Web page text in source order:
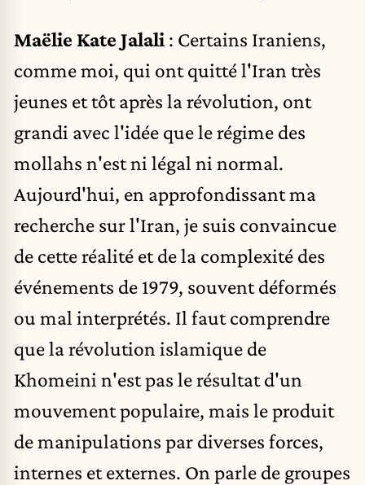
Maëlie Kate Jalali : Certains Iraniens,
comme moi, qui ont quitté l'Iran très
jeunes et tôt après la révolution, ont
grandi avec l'idée que le régime des
mollahs n'est ni légal ni normal.
Aujourd'hui, en approfondissant ma
recherche sur l'Iran, je suis convaincue
de cette réalité et de la complexité des
événements de 1979, souvent déformés
ou mal interprétés. Il faut comprendre
que la révolution islamique de
Khomeini n'est pas le résultat d'un
mouvement populaire, mais le produit
de manipulations par diverses forces,
internes et externes. On parle de groupes